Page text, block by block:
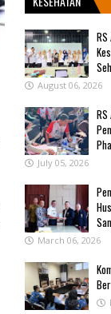
August 06, 2026
July 05, 2026
March 06, 2026